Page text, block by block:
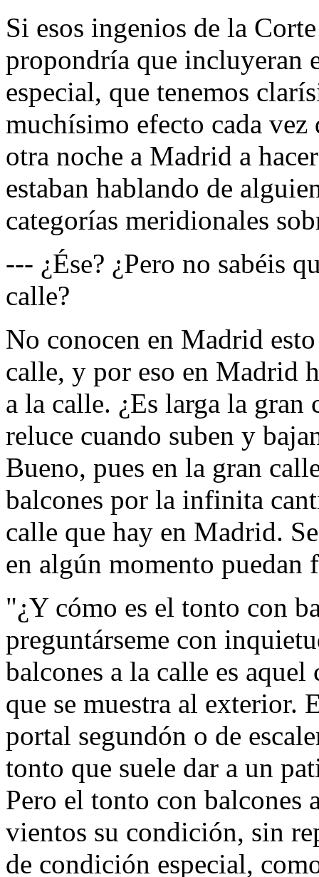
Si esos ingenios de la
propondría que incluyeran
especial, que tenemos
muchísimo efecto cada
otra noche a Madrid a
estaban hablando de
categorías meridionales
--- ¿Ése? ¿Pero no sabéis
calle?
No conocen en Madrid
calle, y por eso en Madrid
a la calle. ¿Es larga la
reluce cuando suben y
Bueno, pues en la gran
balcones por la infinita
calle que hay en Madrid.
en algún momento puedan
"¿Y cómo es el tonto con
preguntárseme con
balcones a la calle es
que se muestra al exterior.
portal segundón o de
tonto que suele dar a un
Pero el tonto con balcones
vientos su condición, sin
de condición especial,